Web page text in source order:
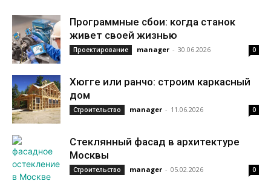
Программные сбои: когда станок
живет своей жизнью
Проектирование manager - 30.06.2026 0
Хюгге или ранчо: строим каркасный
дом
Строительство manager - 11.06.2026 0
Стеклянный фасад в архитектуре
Москвы
Строительство manager - 05.02.2026 0